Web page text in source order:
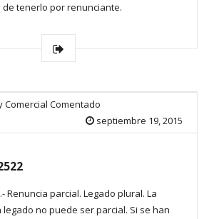
tenerlo por renunciante.
Comercial Comentado
septiembre 19, 2015
Renuncia parcial. Legado plural. La
no puede ser parcial. Si se han